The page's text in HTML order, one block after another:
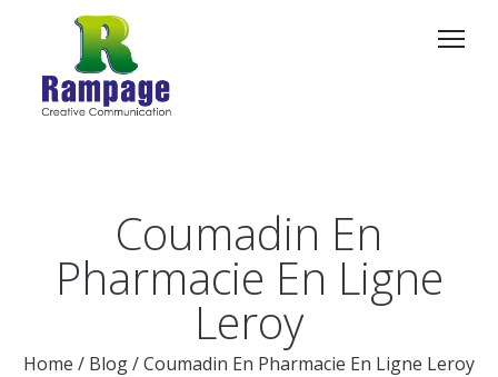
Coumadin En
Pharmacie En Ligne
Leroy
Home / Blog/Coumadin En Pharmacie En Ligne Leroy